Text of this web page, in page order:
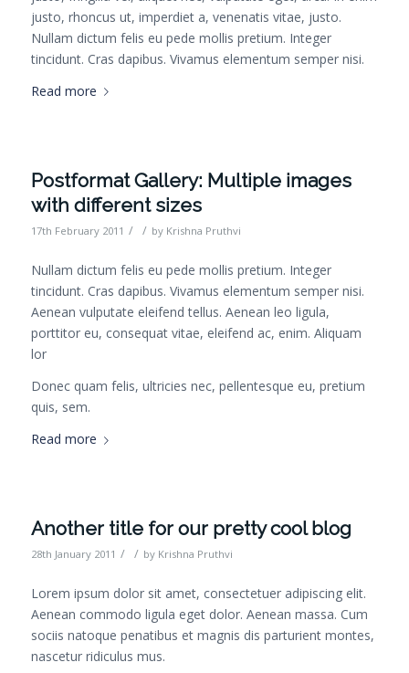
justo, rhoncus ut, imperdiet a, venenatis vitae, justo.
Nullam dictum felis eu pede mollis pretium. Integer
tincidunt. Cras dapibus. Vivamus elementum semper nisi.
Read more
Postformat Gallery: Multiple images
with different sizes
17th February 2011 / / by Krishna Pruthvi
Nullam dictum felis eu pede mollis pretium. Integer
tincidunt. Cras dapibus. Vivamus elementum semper nisi.
Aenean vulputate eleifend tellus. Aenean leo ligula,
porttitor eu, consequat vitae, eleifend ac, enim. Aliquam
lor
Donec quam felis, ultricies nec, pellentesque eu, pretium
quis, sem.
Read more
Another title for our pretty cool blog
28th January 2011 / / by Krishna Pruthvi
Lorem ipsum dolor sit amet, consectetuer adipiscing elit.
Aenean commodo ligula eget dolor. Aenean massa. Cum
sociis natoque penatibus et magnis dis parturient montes,
nascetur ridiculus mus.